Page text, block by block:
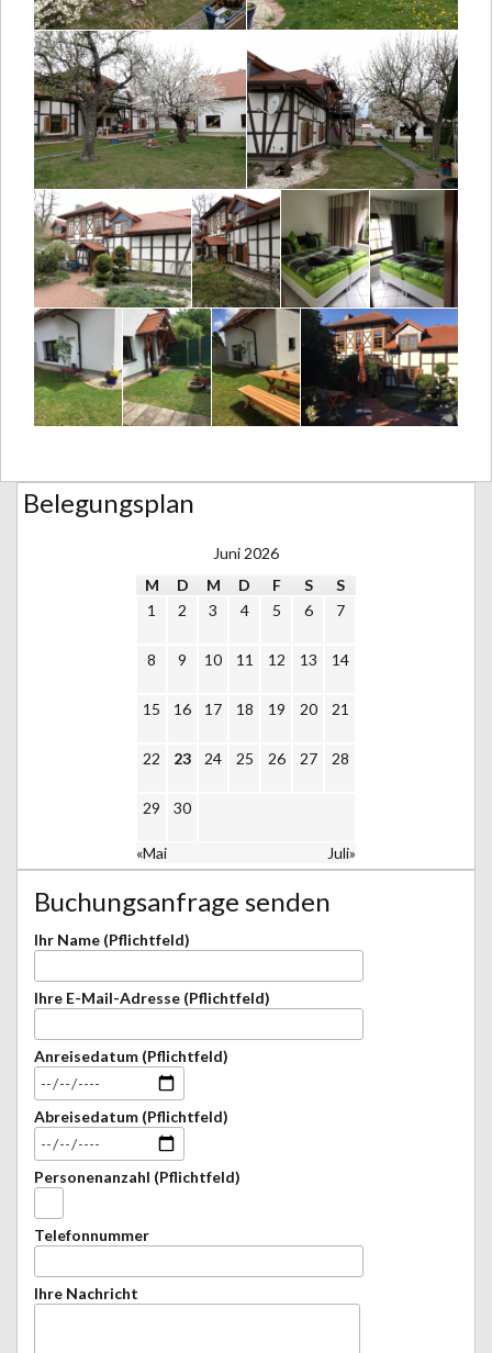
Belegungsplan
Juni 2026
M
D M D F S S
«Mai Juli»
1 2 3 4 5 6 7
8 9 10 11 12 13 14
15 16 17 18 19 20 21
22 23 24 25 26 27 28
29 30
Buchungsanfrage senden
Ihr Name (Pflichtfeld)
Ihre E-Mail-Adresse (Pflichtfeld)
Anreisedatum (Pflichtfeld)
Abreisedatum (Pflichtfeld)
Personenanzahl (Pflichtfeld)
Telefonnummer
Ihre Nachricht